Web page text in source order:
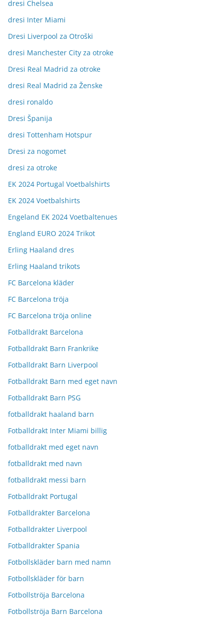
dresi Chelsea
dresi Inter Miami
Dresi Liverpool za Otroški
dresi Manchester City za otroke
Dresi Real Madrid za otroke
dresi Real Madrid za Ženske
dresi ronaldo
Dresi Španija
dresi Tottenham Hotspur
Dresi za nogomet
dresi za otroke
EK 2024 Portugal Voetbalshirts
EK 2024 Voetbalshirts
Engeland EK 2024 Voetbaltenues
England EURO 2024 Trikot
Erling Haaland dres
Erling Haaland trikots
FC Barcelona kläder
FC Barcelona tröja
FC Barcelona tröja online
Fotballdrakt Barcelona
Fotballdrakt Barn Frankrike
Fotballdrakt Barn Liverpool
Fotballdrakt Barn med eget navn
Fotballdrakt Barn PSG
fotballdrakt haaland barn
Fotballdrakt Inter Miami billig
fotballdrakt med eget navn
fotballdrakt med navn
fotballdrakt messi barn
Fotballdrakt Portugal
Fotballdrakter Barcelona
Fotballdrakter Liverpool
Fotballdrakter Spania
Fotbollskläder barn med namn
Fotbollskläder för barn
Fotbollströja Barcelona
Fotbollströja Barn Barcelona